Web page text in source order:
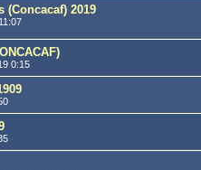
(Concacaf) 2019
0:15